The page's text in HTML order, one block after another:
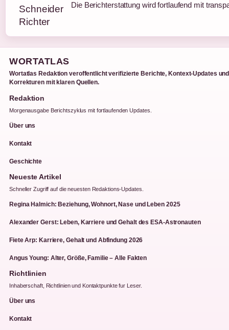
Die Berichterstattung wird fortlaufend mit
WORTATLAS
Wortatlas Redaktion veroffentlicht verifizierte Berichte, Kontext-Updates und
Korrekturen mit klaren Quellen.
Redaktion
Morgenausgabe Berichtszyklus mit fortlaufenden Updates.
Über uns
Kontakt
Geschichte
Neueste Artikel
Schneller Zugriff auf die neuesten Redaktions-Updates.
Regina Halmich: Beziehung, Wohnort, Nase und Leben 2025
Alexander Gerst: Leben, Karriere und Gehalt des ESA-Astronauten
Fiete Arp: Karriere, Gehalt und Abfindung 2026
Angus Young: Alter, Größe, Familie – Alle Fakten
Richtlinien
Inhaberschaft, Richtlinien und Kontaktpunkte fur Leser.
Über uns
Kontakt